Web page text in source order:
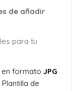
de añadir
para tu
en formato JPG
de